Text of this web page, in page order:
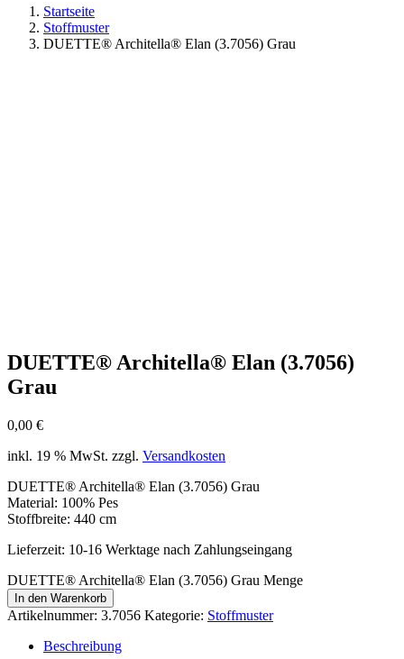
Startseite
Stoffmuster
DUETTE® Architella® Elan (3.7056) Grau
DUETTE® Architella® Elan (3.7056)
Grau
0,00 €
inkl. 19 % MwSt. zzgl. Versandkosten
DUETTE® Architella® Elan (3.7056) Grau
Material: 100% Pes
Stoffbreite: 440 cm
Lieferzeit: 10-16 Werktage nach Zahlungseingang
DUETTE® Architella® Elan (3.7056) Grau Menge
In den Warenkorb
Artikelnummer: 3.7056 Kategorie: Stoffmuster
Beschreibung